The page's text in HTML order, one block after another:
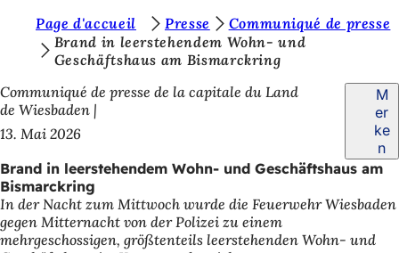
Inhalt anspringen
e
b
e
f
i
n
Page d'accueil Presse
Communiqué de presse
Brand in leerstehendem Wohn- und
Geschäftshaus am Bismarckring
Communiqué de presse de la capitale du Land
de Wiesbaden
13. Mai 2026
M
er
ke
n
Brand in leerstehendem Wohn- und Geschäftshaus am
Bismarckring
In der Nacht zum Mittwoch wurde die Feuerwehr Wiesbaden
gegen Mitternacht von der Polizei zu einem
mehrgeschossigen, größtenteils leerstehenden Wohn- und